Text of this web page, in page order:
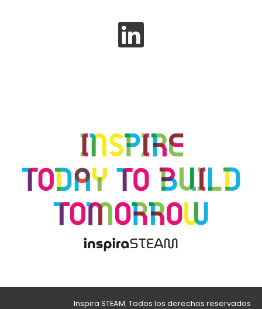
Inspira STEAM. Todos los derechos reservados